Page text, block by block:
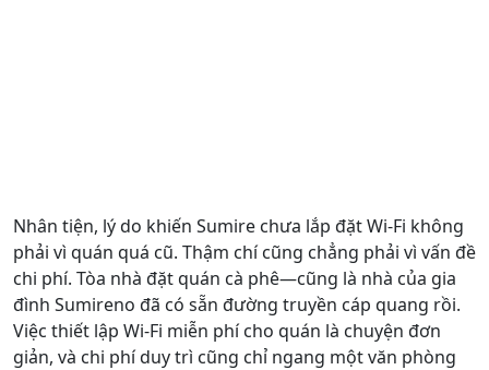
Nhân tiện, lý do khiến Sumire chưa lắp đặt Wi-Fi không
phải vì quán quá cũ. Thậm chí cũng chẳng phải vì vấn đề
chi phí. Tòa nhà đặt quán cà phê—cũng là nhà của gia
đình Sumireno đã có sẵn đường truyền cáp quang rồi.
Việc thiết lập Wi-Fi miễn phí cho quán là chuyện đơn
giản, và chi phí duy trì cũng chỉ ngang một văn phòng